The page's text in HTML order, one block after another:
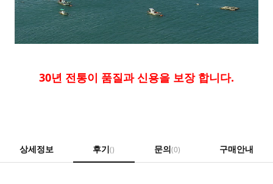
30년 전통이 품질과 신용을 보장 합니다.
상세정보 후기() 문의(0) 구매안내